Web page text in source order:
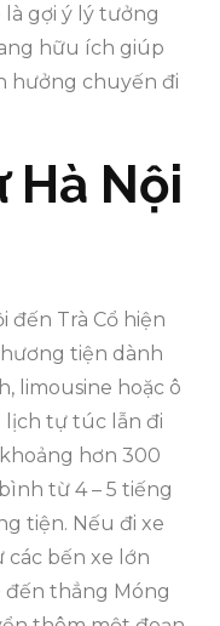
là gợi ý lý tưởng
hữu ích giúp
hưởng chuyến đi
Hà Nội
đến Trà Cổ hiện
tiện dành
limousine hoặc ô
lịch tự túc lẫn đi
hơn 300
từ 4 – 5 tiếng
tiện. Nếu đi xe
các bến xe lớn
đến thẳng Móng